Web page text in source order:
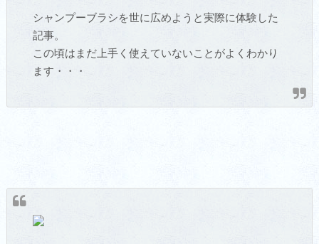
シャンプーブラシを世に広めようと実際に体験した
記事。
この頃はまだ上手く使えていないことがよくわかり
ます・・・